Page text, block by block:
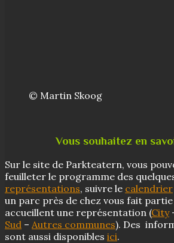
© Martin Skoog
Vous souhaitez en
Sur le site de Parkteatern, vous
feuilleter le programme des
représentations, suivre le calendrier
un parc près de chez vous fait
accueillent une représentation (City
Sud – Autres communes). Des
sont aussi disponibles ici.